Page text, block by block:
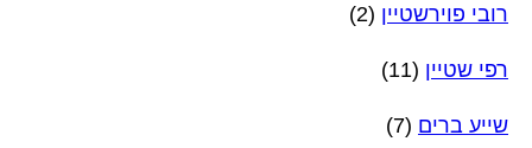
רובי פוירשטיין (2)
רפי שטיין (11)
שייע ברים (7)